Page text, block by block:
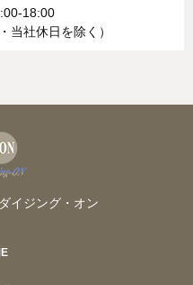
18:00
当社休日を除く）
イジング・オン